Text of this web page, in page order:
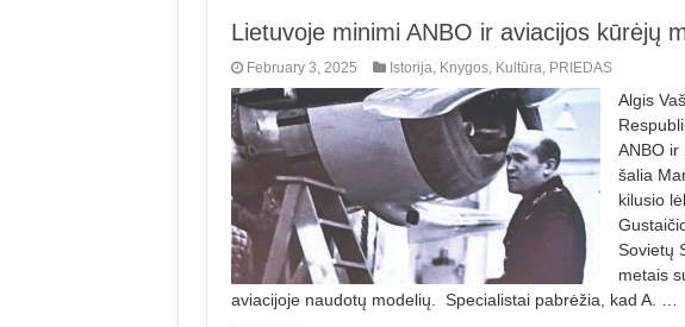
Lietuvoje minimi ANBO ir aviacijos kūrėjų
February 3, 2025 Istorija Knygos, Kultūra PRIEDAS
Algis
ANBO ir
šalia
kilusio
Sovietų
metais
aviacijoje naudotų modelių. Specialistai pabrėžia, kad A. …